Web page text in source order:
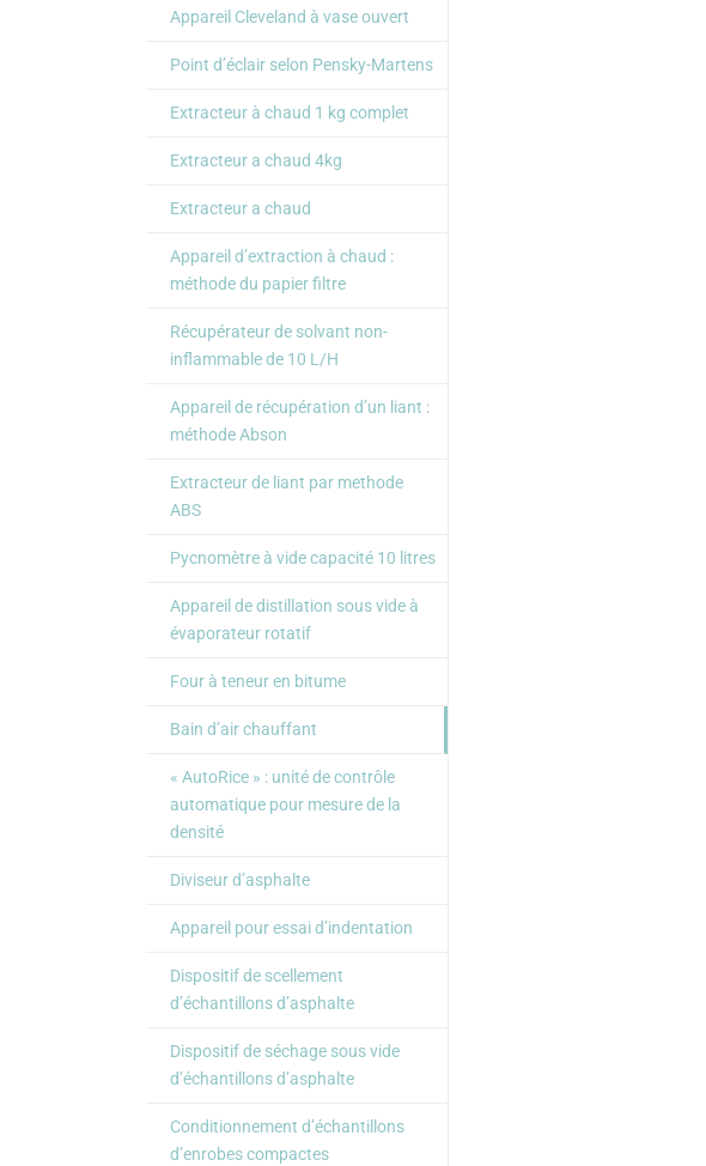
Appareil Cleveland à vase ouvert
Point d’éclair selon Pensky-Martens
Extracteur à chaud 1 kg complet
Extracteur a chaud 4kg
Extracteur a chaud
Appareil d’extraction à chaud :
méthode du papier filtre
Récupérateur de solvant non-
inflammable de 10 L/H
Appareil de récupération d’un liant :
méthode Abson
Extracteur de liant par methode
ABS
Pycnomètre à vide capacité 10 litres
Appareil de distillation sous vide à
évaporateur rotatif
Four à teneur en bitume
Bain d’air chauffant
« AutoRice » : unité de contrôle
automatique pour mesure de la
densité
Diviseur d’asphalte
Appareil pour essai d’indentation
Dispositif de scellement
d’échantillons d’asphalte
Dispositif de séchage sous vide
d’échantillons d’asphalte
Conditionnement d’échantillons
d’enrobes compactes